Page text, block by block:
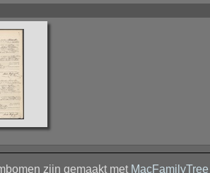
zijn gemaakt met MacFamilyTree